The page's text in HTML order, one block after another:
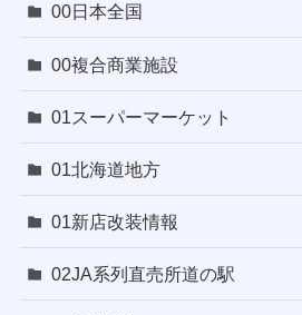
00日本全国
00複合商業施設
01スーパーマーケット
01北海道地方
01新店改装情報
02JA系列直売所道の駅